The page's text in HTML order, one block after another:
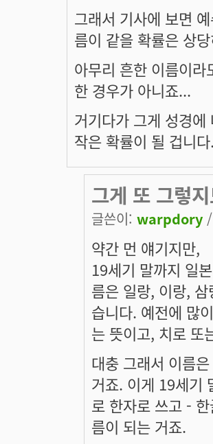
그래서 기사에 보면
름이 같을 확률은 상
아무리 흔한 이름이
한 경우가 아니죠...
거기다가 그게 성경
작은 확률이 될 겁니
그게 또 그렇
글쓴이: warpdory
약간 먼 얘기지만,
19세기 말까지 일
름은 일랑, 이랑,
습니다. 예전에 많
는 뜻이고, 치로 또
대충 그래서 이름
거죠. 이게 19세기
로 한자로 쓰고 -
름이 되는 거죠.